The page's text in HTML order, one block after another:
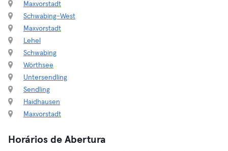
Maxvorstadt
Schwabing-West
Maxvorstadt
Lehel
Schwabing
Wörthsee
Untersendling
Sendling
Haidhausen
Maxvorstadt
Horários de Abertura